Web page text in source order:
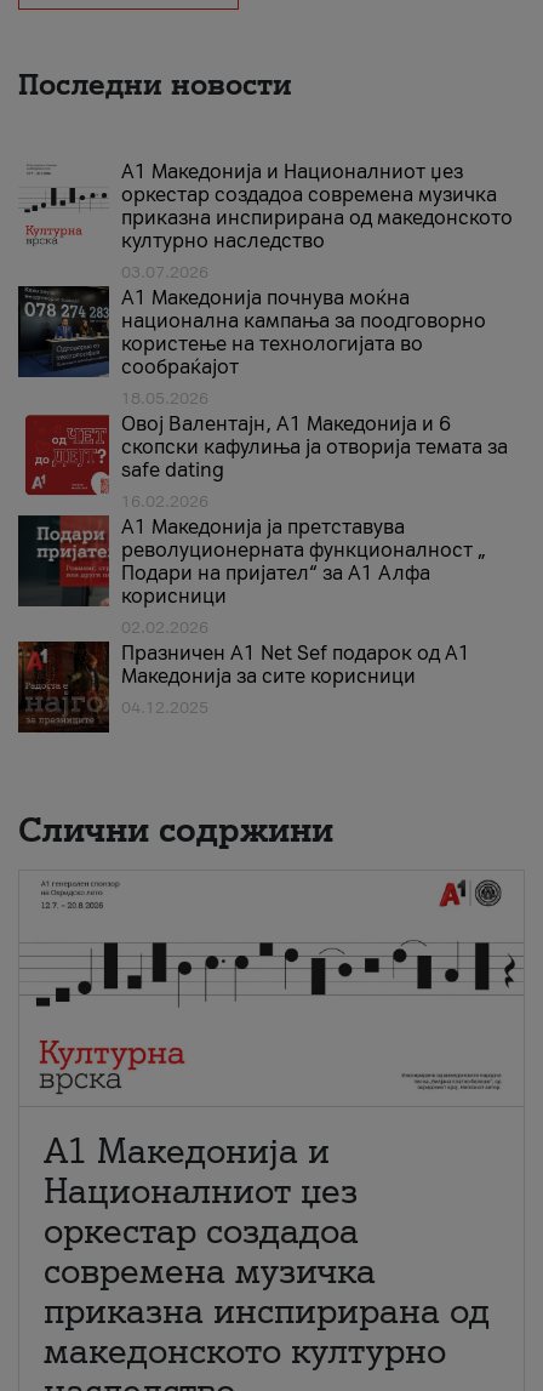
Последни новости
А1 Македонија и Националниот џез
оркестар создадоа современа музичка
приказна инспирирана од македонското
културно наследство
03.07.2026
A1 Македонија почнува моќна
национална кампања за поодговорно
користење на технологијата во
сообраќајот
18.05.2026
Овој Валентајн, A1 Македонија и 6
скопски кафулиња ја отворија темата за
safe dating
16.02.2026
А1 Македонија ја претставува
револуционерната функционалност „
Подари на пријател“ за А1 Алфа
корисници
02.02.2026
Празничен A1 Net Sеf подарок од А1
Македонија за сите корисници
04.12.2025
Слични содржини
А1 Македонија и
Националниот џез
оркестар создадоа
современа музичка
приказна инспирирана од
македонското културно